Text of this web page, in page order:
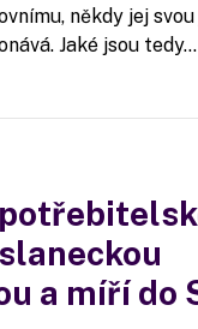
někdy jej
Jaké jsou tedy…
a míří do